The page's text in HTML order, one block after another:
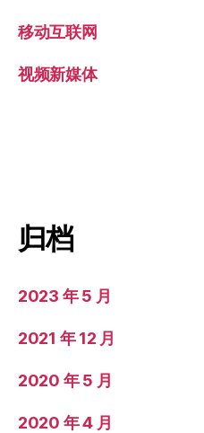
移动互联网
视频新媒体
归档
2023 年 5 月
2021 年 12 月
2020 年 5 月
2020 年 4 月